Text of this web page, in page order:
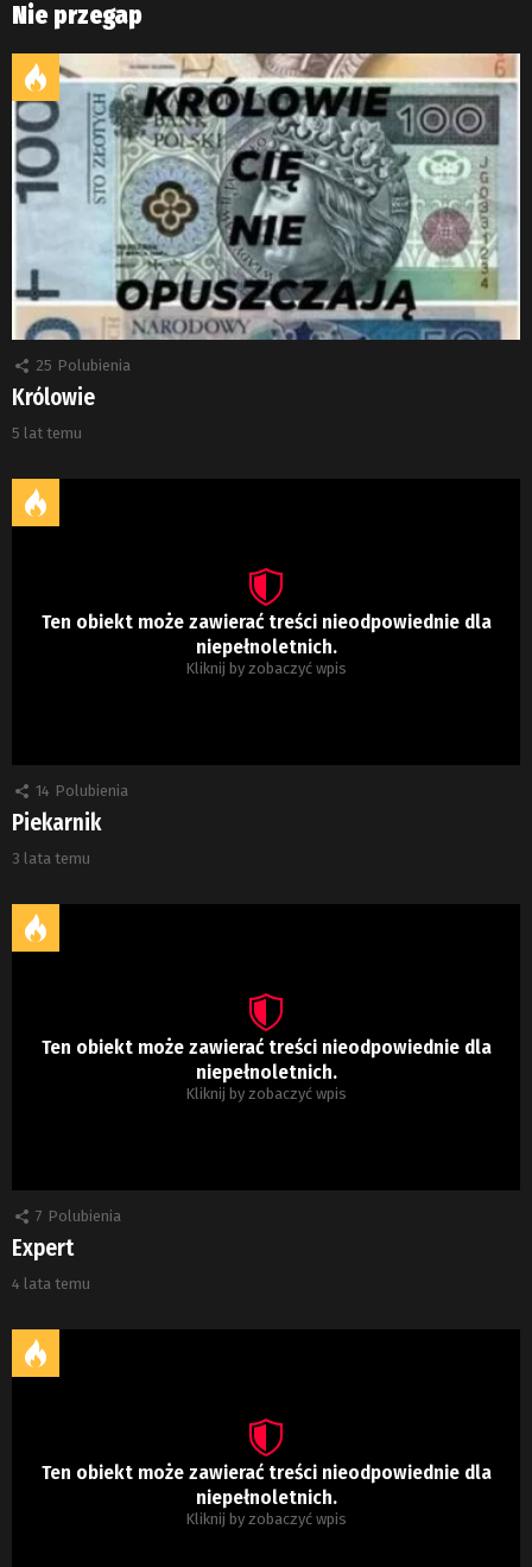
Nie przegap
25 Polubienia
Królowie
5 lat temu
Ten obiekt może zawierać treści nieodpowiednie dla
niepełnoletnich.
Kliknij by zobaczyć wpis
14 Polubienia
Piekarnik
3 lata temu
Ten obiekt może zawierać treści nieodpowiednie dla
niepełnoletnich.
Kliknij by zobaczyć wpis
7 Polubienia
Expert
4 lata temu
Ten obiekt może zawierać treści nieodpowiednie dla
niepełnoletnich.
Kliknij by zobaczyć wpis